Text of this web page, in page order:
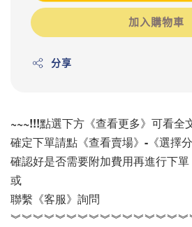
加入購物車
分享
~~~!!!點選下方《查看更多》可看全
確定下單請點《查看賣場》-《選擇
確認好是否需要附加費用再進行下單
或
聯繫《客服》詢問